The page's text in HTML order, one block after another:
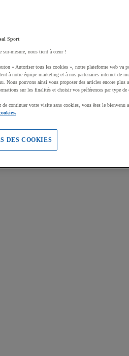
Sport
sur-mesure, nous tient à cœur !
« Autoriser tous les cookies », notre plateforme web va
à notre équipe marketing et à nos partenaires internet de
Nous pouvons ainsi vous proposer des articles encore
sur les finalités et choisir vos préférences par type de
de continuer votre visite sans cookies, vous êtes le
DES COOKIES